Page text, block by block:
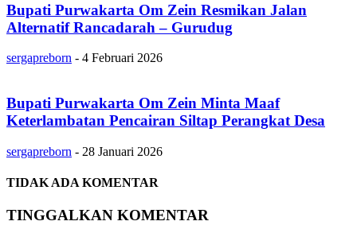
Bupati Purwakarta Om Zein Resmikan Jalan
Alternatif Rancadarah – Gurudug
sergapreborn - 4 Februari 2026
Bupati Purwakarta Om Zein Minta Maaf
Keterlambatan Pencairan Siltap Perangkat Desa
sergapreborn - 28 Januari 2026
TIDAK ADA KOMENTAR
TINGGALKAN KOMENTAR